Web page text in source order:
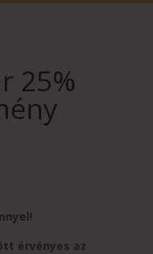
25%
érvényes az